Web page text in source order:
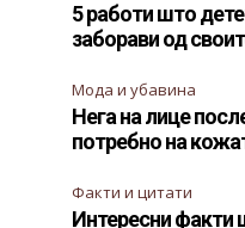
5 работи што
заборави од
Мода и убавина
Нега на лице
потребно на
Факти и цитати
Интересни факти